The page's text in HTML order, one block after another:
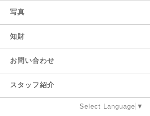
写真
知財
お問い合わせ
スタッフ紹介
Select Language ▼